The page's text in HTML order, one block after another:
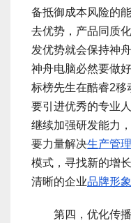
备抵御成本风险的
去优势，产品同质
发优势就会保持神
神舟电脑必然要做
标榜先生在酷睿2移
要引进优秀的专业
继续加强研发能力
要力量解决生产管理
模式，寻找新的增
清晰的企业品牌形象
第四，优化传播